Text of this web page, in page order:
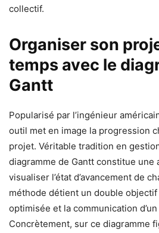
collectif.
Organiser son
temps avec le
Gantt
Popularisé par l’ingénieur
outil met en image la progression
projet. Véritable tradition en
diagramme de Gantt constitue une
visualiser l’état d’avancement de
méthode détient un double
optimisée et la communication
Concrètement, sur ce diagramme